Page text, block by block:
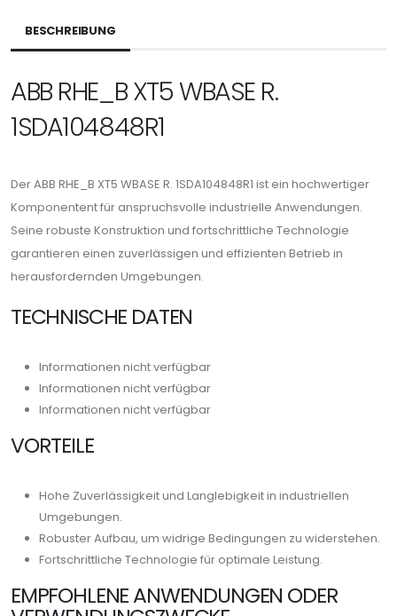
BESCHREIBUNG
ABB RHE_B XT5 WBASE R.
1SDA104848R1
Der ABB RHE_B XT5 WBASE R. 1SDA104848R1 ist ein hochwertiger
Komponentent für anspruchsvolle industrielle Anwendungen.
Seine robuste Konstruktion und fortschrittliche Technologie
garantieren einen zuverlässigen und effizienten Betrieb in
herausfordernden Umgebungen.
TECHNISCHE DATEN
Informationen nicht verfügbar
Informationen nicht verfügbar
Informationen nicht verfügbar
VORTEILE
Hohe Zuverlässigkeit und Langlebigkeit in industriellen
Umgebungen.
Robuster Aufbau, um widrige Bedingungen zu widerstehen.
Fortschrittliche Technologie für optimale Leistung.
EMPFOHLENE ANWENDUNGEN ODER